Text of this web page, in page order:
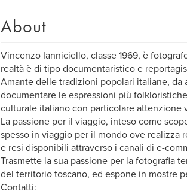
About
Vincenzo Ianniciello, classe 1969, è
realtà è di tipo documentaristico e
Amante delle tradizioni popolari italiane,
documentare le espressioni più
culturale italiano con particolare attenzione
La passione per il viaggio, inteso come
spesso in viaggio per il mondo ove
e resi disponibili attraverso i canali di e-
Trasmette la sua passione per la fotografia
del territorio toscano, ed espone in mostre
Contatti: